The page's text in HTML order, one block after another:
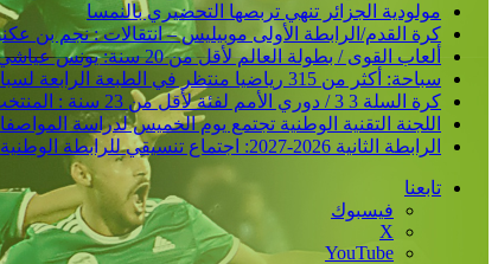
مولودية الجزائر تنهي تربصها التحضيري بالنمسا
كرة القدم/الرابطة الأولى موبيليس – انتقالات : نجم بن
ألعاب القوى / بطولة العالم لأقل من 20 سنة: يونس عياشي أبرز الآمال الجزائرية للتتويج بميدالية عالمية
سباحة: أكثر من 315 رياضيا منتظر في الطبعة الرابعة لسباق عبور خليج الجزائر
كرة السلة 3 3 / دوري الأمم لفئة لأقل من 23 سنة : المنتخب الجزائري /ذكور/ يحقق فوزا ثانيا و يدعم مركزه في الصدارة
اللجنة التقنية الوطنية تجتمع يوم الخميس لدراسة
الرابطة الثانية 2026-2027: اجتماع تنسيقي للرابطة الوطنية للهواة متبوع بسحب قرعة الرزنامة يوم الأحد المقبل
تابعنا
فيسبوك
‫X
‫YouTube